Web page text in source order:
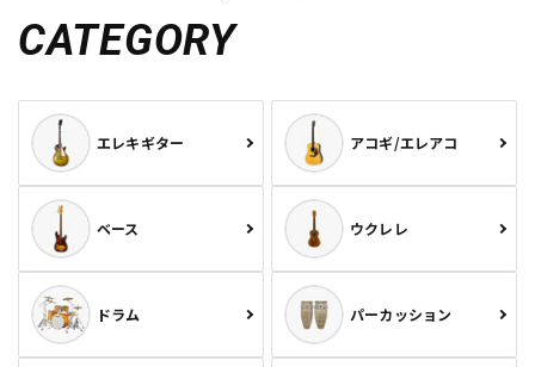
CATEGORY
エレキギター アコギ/エレアコ
ベース ウクレレ
ドラム パーカッション